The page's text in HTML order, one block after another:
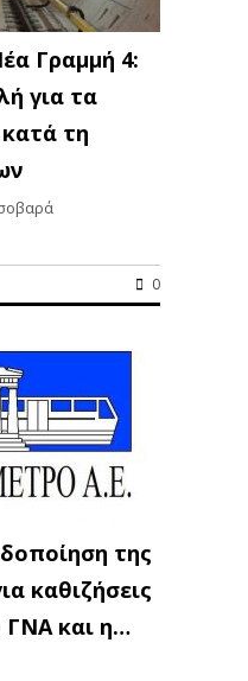
Γραμμή 4:
για τα
τη
0
της
καθιζήσεις
ΓΝΑ και η…